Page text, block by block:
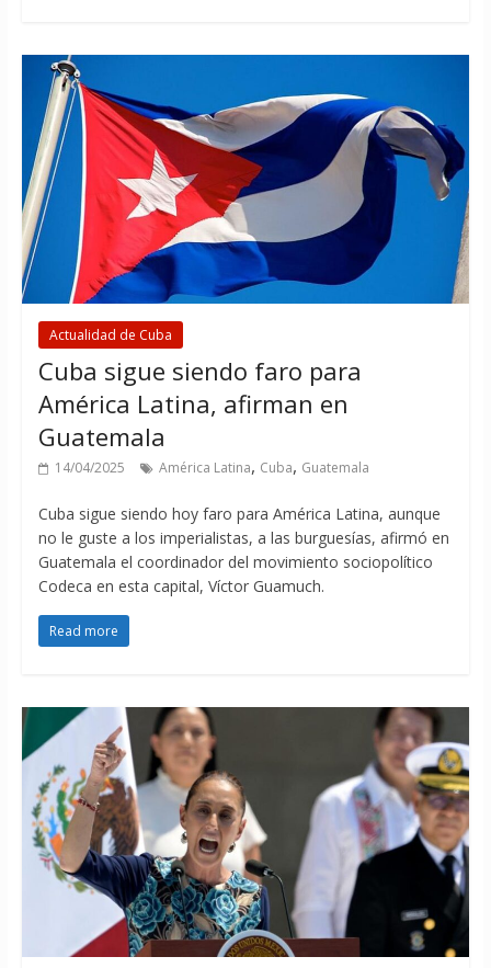
Actualidad de Cuba
Cuba sigue siendo faro para
América Latina, afirman en
Guatemala
14/04/2025 América Latina, Cuba, Guatemala
Cuba sigue siendo hoy faro para América Latina, aunque
no le guste a los imperialistas, a las burguesías, afirmó en
Guatemala el coordinador del movimiento sociopolítico
Codeca en esta capital, Víctor Guamuch.
Read more